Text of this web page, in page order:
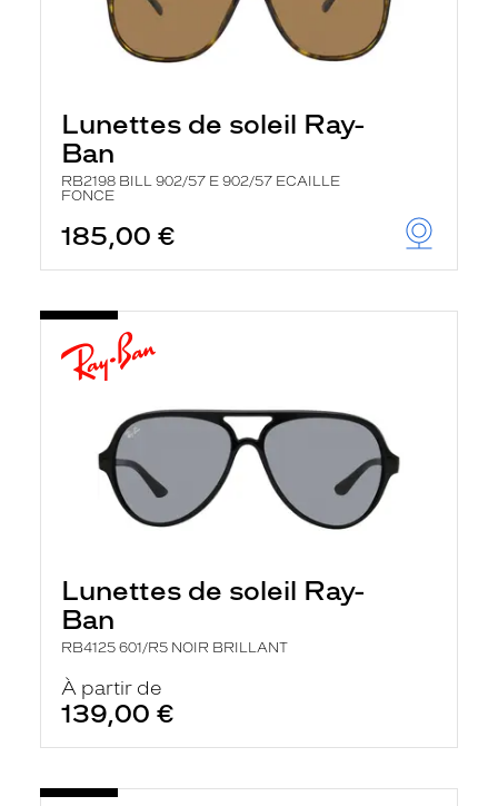
Lunettes de soleil Ray-
Ban
RB2198 BILL 902/57 E 902/57 ECAILLE
FONCE
185,00 €
Lunettes de soleil Ray-
Ban
RB4125 601/R5 NOIR BRILLANT
À partir de
139,00 €